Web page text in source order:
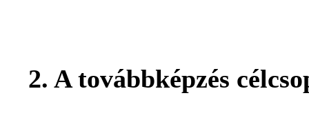
2. A továbbképzés